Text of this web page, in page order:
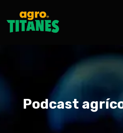
Podcast